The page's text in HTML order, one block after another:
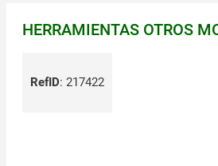
HERRAMIENTAS OTROS
RefID: 217422